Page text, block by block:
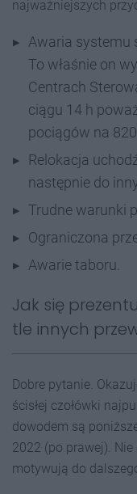
najważniejszych
Awaria systemu
To właśnie on
Centrach
ciągu 14 h
pociągów na
Relokacja
następnie do
Trudne warunki
Ograniczona
Awarie taboru.
Jak się
tle innych
Dobre pytanie.
ścisłej czołówki
dowodem są
2022 (po prawej).
motywują do